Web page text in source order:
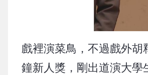
戲裡演菜鳥，不過戲外
鐘新人獎，剛出道演大